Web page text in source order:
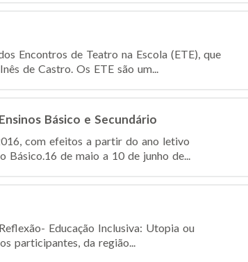
Encontros de Teatro na Escola (ETE), que
de Castro. Os ETE são um...
Básico e Secundário
com efeitos a partir do ano letivo
de maio a 10 de junho de...
Educação Inclusiva: Utopia ou
participantes, da região...